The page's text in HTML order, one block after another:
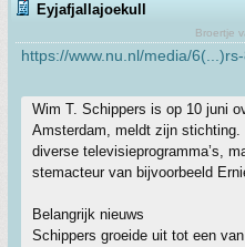
Eyjafjallajoekull
Broertje
https://www.nu.nl/media/
Wim T. Schippers is op 10 juni
Amsterdam, meldt zijn
diverse televisieprogramma’s,
stemacteur van bijvoorbeeld
Belangrijk nieuws
Schippers groeide uit tot een